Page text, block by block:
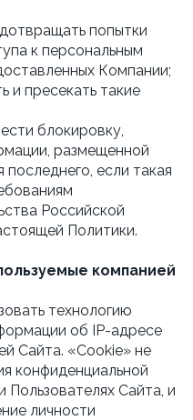
попытки
к персональным
Компании;
и пресекать такие
блокировку,
размещенной
последнего, если такая
Российской
Политики.
компанией
технологию
об IP-адресе
Сайта. «Cookie» не
конфиденциальной
Сайта, и
личности